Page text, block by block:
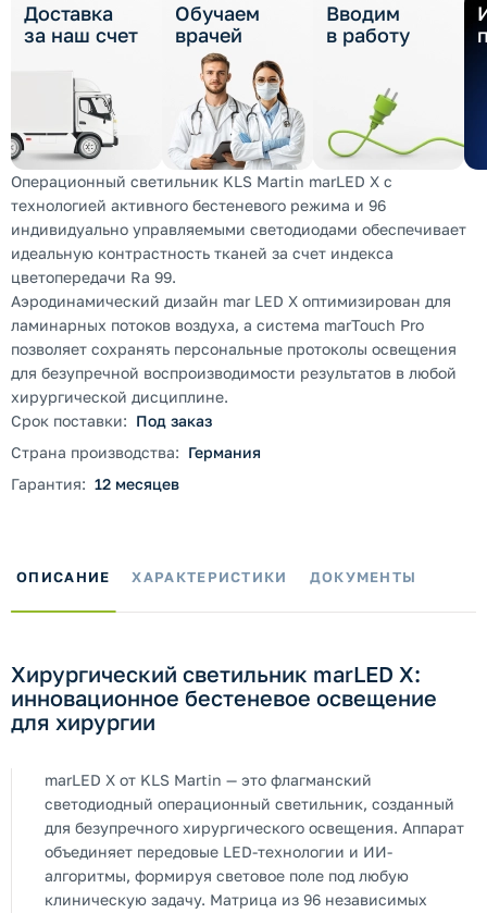
Доставка
за наш счет
Обучаем
врачей
Вводим
в работу
Операционный светильник KLS Martin marLED X с
технологией активного бестеневого режима и 96
индивидуально управляемыми светодиодами обеспечивает
идеальную контрастность тканей за счет индекса
цветопередачи Ra 99.
Аэродинамический дизайн mar LED X оптимизирован для
ламинарных потоков воздуха, а система marTouch Pro
позволяет сохранять персональные протоколы освещения
для безупречной воспроизводимости результатов в любой
хирургической дисциплине.
Срок поставки: Под заказ
Страна производства: Германия
Гарантия: 12 месяцев
ОПИСАНИЕ ХАРАКТЕРИСТИКИ ДОКУМЕНТЫ
Хирургический светильник marLED X:
инновационное бестеневое освещение
для хирургии
marLED X от KLS Martin — это флагманский
светодиодный операционный светильник, созданный
для безупречного хирургического освещения. Аппарат
объединяет передовые LED-технологии и ИИ-
алгоритмы, формируя световое поле под любую
клиническую задачу. Матрица из 96 независимых